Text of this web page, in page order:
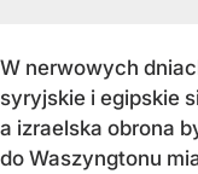
W nerwowych
syryjskie i egipskie
a izraelska obrona
do Waszyngtonu